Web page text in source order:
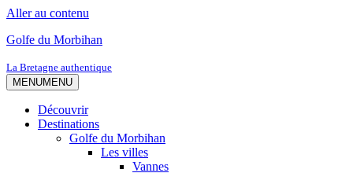
Aller au contenu
Golfe du Morbihan
La Bretagne authentique
MENUMENU
Découvrir
Destinations
Golfe du Morbihan
Les villes
Vannes